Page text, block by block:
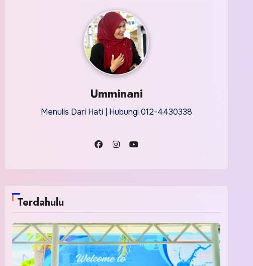
Umminani
Menulis Dari Hati | Hubungi 012-4430338
Terdahulu